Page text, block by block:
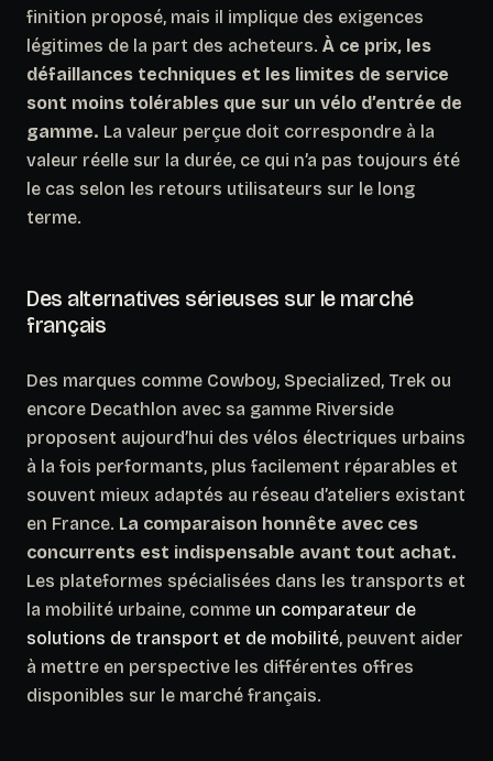
finition proposé, mais il implique des exigences
légitimes de la part des acheteurs. À ce prix, les
défaillances techniques et les limites de service
sont moins tolérables que sur un vélo d’entrée de
gamme. La valeur perçue doit correspondre à la
valeur réelle sur la durée, ce qui n’a pas toujours été
le cas selon les retours utilisateurs sur le long
terme.
Des alternatives sérieuses sur le marché
français
Des marques comme Cowboy, Specialized, Trek ou
encore Decathlon avec sa gamme Riverside
proposent aujourd’hui des vélos électriques urbains
à la fois performants, plus facilement réparables et
souvent mieux adaptés au réseau d’ateliers existant
en France. La comparaison honnête avec ces
concurrents est indispensable avant tout achat.
Les plateformes spécialisées dans les transports et
la mobilité urbaine, comme un comparateur de
solutions de transport et de mobilité, peuvent aider
à mettre en perspective les différentes offres
disponibles sur le marché français.